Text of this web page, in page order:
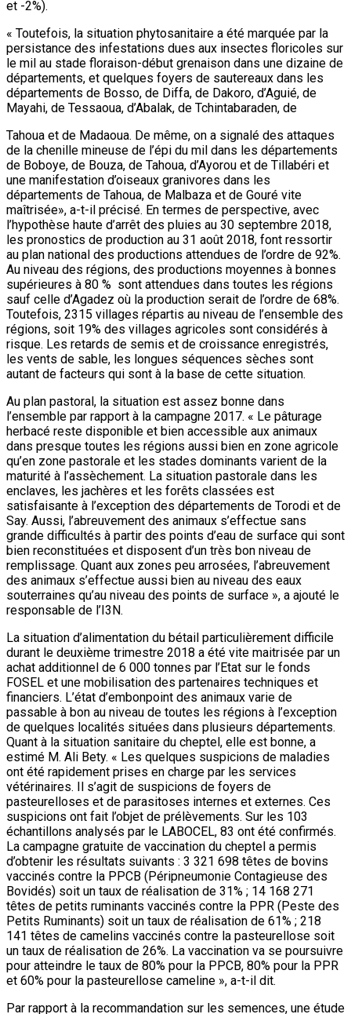
et -2%).
« Toutefois, la situation phytosanitaire a été marquée par la
persistance des infestations dues aux insectes floricoles sur
le mil au stade floraison-début grenaison dans une dizaine de
départements, et quelques foyers de sautereaux dans les
départements de Bosso, de Diffa, de Dakoro, d’Aguié, de
Mayahi, de Tessaoua, d’Abalak, de Tchintabaraden, de
Tahoua et de Madaoua. De même, on a signalé des attaques
de la chenille mineuse de l’épi du mil dans les départements
de Boboye, de Bouza, de Tahoua, d’Ayorou et de Tillabéri et
une manifestation d’oiseaux granivores dans les
départements de Tahoua, de Malbaza et de Gouré vite
maîtrisée», a-t-il précisé. En termes de perspective, avec
l’hypothèse haute d’arrêt des pluies au 30 septembre 2018,
les pronostics de production au 31 août 2018, font ressortir
au plan national des productions attendues de l’ordre de 92%.
Au niveau des régions, des productions moyennes à bonnes
supérieures à 80 % sont attendues dans toutes les régions
sauf celle d’Agadez où la production serait de l’ordre de 68%.
Toutefois, 2315 villages répartis au niveau de l’ensemble des
régions, soit 19% des villages agricoles sont considérés à
risque. Les retards de semis et de croissance enregistrés,
les vents de sable, les longues séquences sèches sont
autant de facteurs qui sont à la base de cette situation.
Au plan pastoral, la situation est assez bonne dans
l’ensemble par rapport à la campagne 2017. « Le pâturage
herbacé reste disponible et bien accessible aux animaux
dans presque toutes les régions aussi bien en zone agricole
qu’en zone pastorale et les stades dominants varient de la
maturité à l’assèchement. La situation pastorale dans les
enclaves, les jachères et les forêts classées est
satisfaisante à l’exception des départements de Torodi et de
Say. Aussi, l’abreuvement des animaux s’effectue sans
grande difficultés à partir des points d’eau de surface qui sont
bien reconstituées et disposent d’un très bon niveau de
remplissage. Quant aux zones peu arrosées, l’abreuvement
des animaux s’effectue aussi bien au niveau des eaux
souterraines qu’au niveau des points de surface », a ajouté le
responsable de l’I3N.
La situation d’alimentation du bétail particulièrement difficile
durant le deuxième trimestre 2018 a été vite maitrisée par un
achat additionnel de 6 000 tonnes par l’Etat sur le fonds
FOSEL et une mobilisation des partenaires techniques et
financiers. L’état d’embonpoint des animaux varie de
passable à bon au niveau de toutes les régions à l’exception
de quelques localités situées dans plusieurs départements.
Quant à la situation sanitaire du cheptel, elle est bonne, a
estimé M. Ali Bety. « Les quelques suspicions de maladies
ont été rapidement prises en charge par les services
vétérinaires. Il s’agit de suspicions de foyers de
pasteurelloses et de parasitoses internes et externes. Ces
suspicions ont fait l’objet de prélèvements. Sur les 103
échantillons analysés par le LABOCEL, 83 ont été confirmés.
La campagne gratuite de vaccination du cheptel a permis
d’obtenir les résultats suivants : 3 321 698 têtes de bovins
vaccinés contre la PPCB (Péripneumonie Contagieuse des
Bovidés) soit un taux de réalisation de 31% ; 14 168 271
têtes de petits ruminants vaccinés contre la PPR (Peste des
Petits Ruminants) soit un taux de réalisation de 61% ; 218
141 têtes de camelins vaccinés contre la pasteurellose soit
un taux de réalisation de 26%. La vaccination va se poursuivre
pour atteindre le taux de 80% pour la PPCB, 80% pour la PPR
et 60% pour la pasteurellose cameline », a-t-il dit.
Par rapport à la recommandation sur les semences, une étude